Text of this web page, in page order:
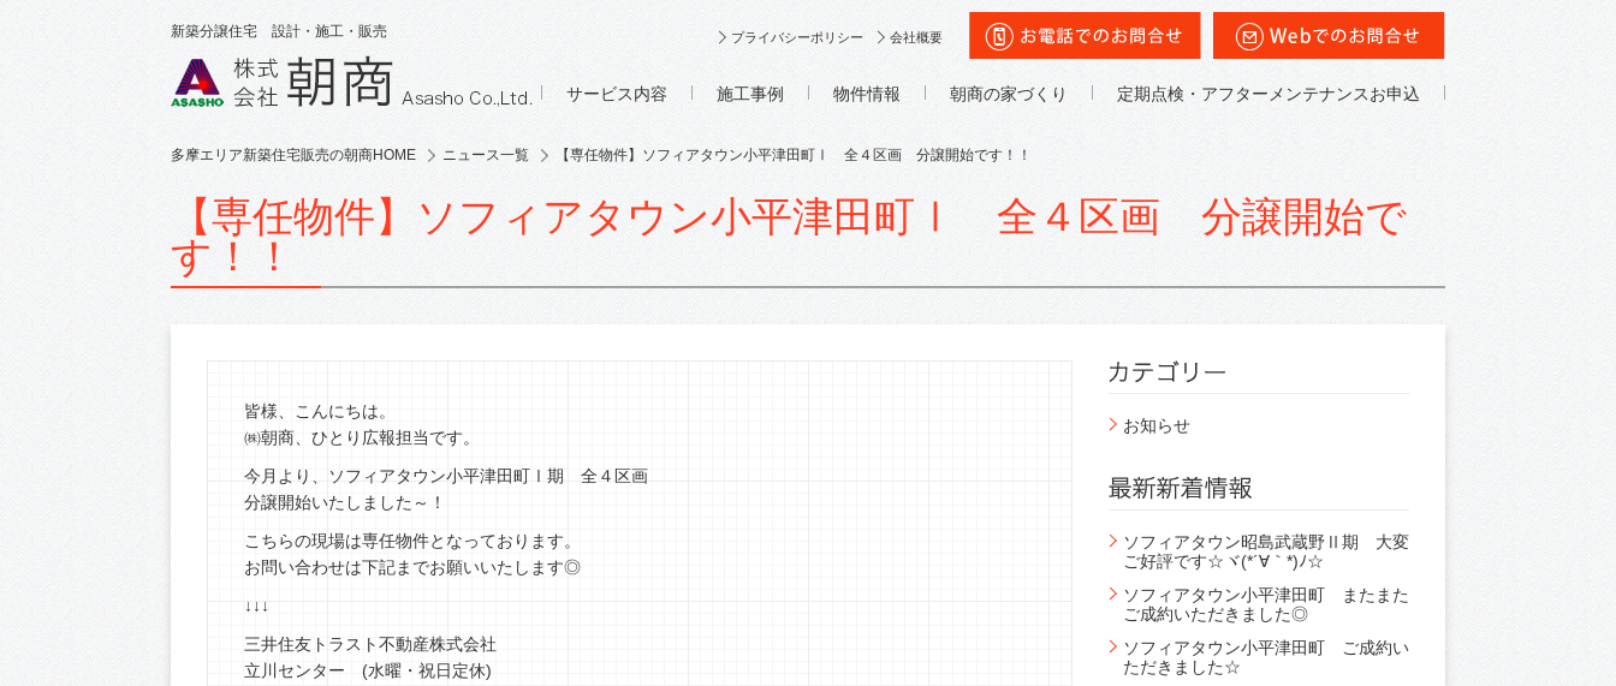
新築分譲住宅 設計・施工・販売 プライバシーポリシー 会社概要
サービス内容 施工事例 物件情報 朝商の家づくり 定期点検・アフターメンテナンスお申込
多摩エリア新築住宅販売の朝商HOME ニュース一覧 【専任物件】ソフィアタウン小平津田町Ⅰ 全４区画 分譲開始です！！
【専任物件】ソフィアタウン小平津田町Ⅰ 全４区画 分譲開始で
す！！
皆様、こんにちは。
㈱朝商、ひとり広報担当です。
今月より、ソフィアタウン小平津田町Ⅰ期 全４区画
分譲開始いたしました～！
こちらの現場は専任物件となっております。
お問い合わせは下記までお願いいたします◎
↓↓↓
三井住友トラスト不動産株式会社
立川センター (水曜・祝日定休)
お知らせ
ソフィアタウン昭島武蔵野Ⅱ期 大変
ご好評です☆ヾ(*´∀｀*)ﾉ☆
ソフィアタウン小平津田町 またまた
ご成約いただきました◎
ソフィアタウン小平津田町 ご成約い
ただきました☆